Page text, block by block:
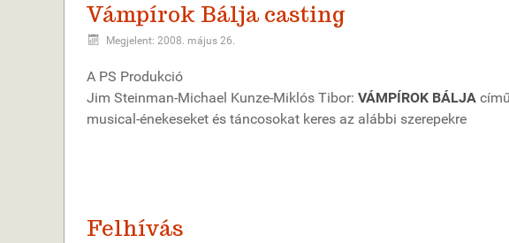
Vámpírok Bálja casting
Megjelent: 2008. május 26.
A PS Produkció
Jim Steinman-Michael Kunze-Miklós Tibor: VÁMPÍROK BÁLJA
musical-énekeseket és táncosokat keres az alábbi szerepekre
Felhívás